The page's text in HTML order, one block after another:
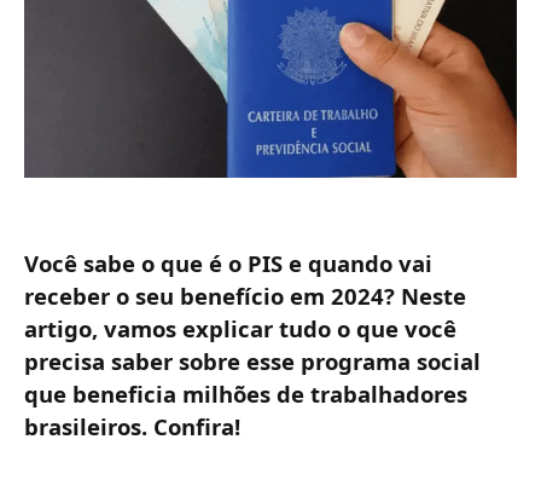
Você sabe o que é o PIS e quando vai
receber o seu benefício em 2024? Neste
artigo, vamos explicar tudo o que você
precisa saber sobre esse programa social
que beneficia milhões de trabalhadores
brasileiros. Confira!